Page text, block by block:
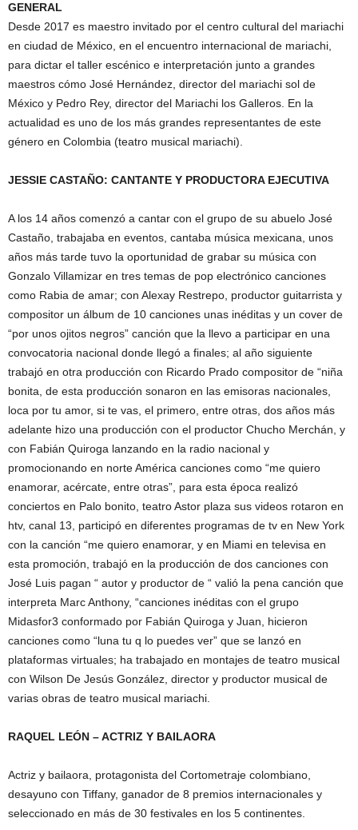
GENERAL
Desde 2017 es maestro invitado por el centro cultural del mariachi
en ciudad de México, en el encuentro internacional de mariachi,
para dictar el taller escénico e interpretación junto a grandes
maestros cómo José Hernández, director del mariachi sol de
México y Pedro Rey, director del Mariachi los Galleros. En la
actualidad es uno de los más grandes representantes de este
género en Colombia (teatro musical mariachi).
JESSIE CASTAÑO: CANTANTE Y PRODUCTORA EJECUTIVA
A los 14 años comenzó a cantar con el grupo de su abuelo José
Castaño, trabajaba en eventos, cantaba música mexicana, unos
años más tarde tuvo la oportunidad de grabar su música con
Gonzalo Villamizar en tres temas de pop electrónico canciones
como Rabia de amar; con Alexay Restrepo, productor guitarrista y
compositor un álbum de 10 canciones unas inéditas y un cover de
“por unos ojitos negros” canción que la llevo a participar en una
convocatoria nacional donde llegó a finales; al año siguiente
trabajó en otra producción con Ricardo Prado compositor de “niña
bonita, de esta producción sonaron en las emisoras nacionales,
loca por tu amor, si te vas, el primero, entre otras, dos años más
adelante hizo una producción con el productor Chucho Merchán, y
con Fabián Quiroga lanzando en la radio nacional y
promocionando en norte América canciones como “me quiero
enamorar, acércate, entre otras”, para esta época realizó
conciertos en Palo bonito, teatro Astor plaza sus videos rotaron en
htv, canal 13, participó en diferentes programas de tv en New York
con la canción “me quiero enamorar, y en Miami en televisa en
esta promoción, trabajó en la producción de dos canciones con
José Luis pagan “ autor y productor de “ valió la pena canción que
interpreta Marc Anthony, “canciones inéditas con el grupo
Midasfor3 conformado por Fabián Quiroga y Juan, hicieron
canciones como “luna tu q lo puedes ver” que se lanzó en
plataformas virtuales; ha trabajado en montajes de teatro musical
con Wilson De Jesús González, director y productor musical de
varias obras de teatro musical mariachi.
RAQUEL LEÓN – ACTRIZ Y BAILAORA
Actriz y bailaora, protagonista del Cortometraje colombiano,
desayuno con Tiffany, ganador de 8 premios internacionales y
seleccionado en más de 30 festivales en los 5 continentes.